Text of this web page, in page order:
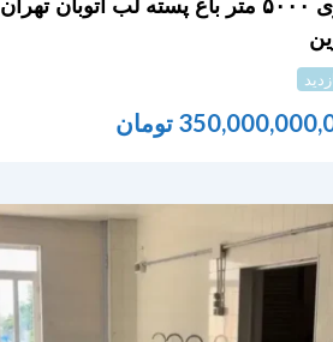
فوری ۵۰۰۰ متر باغ پسته لب اتوبان تهران
تومان